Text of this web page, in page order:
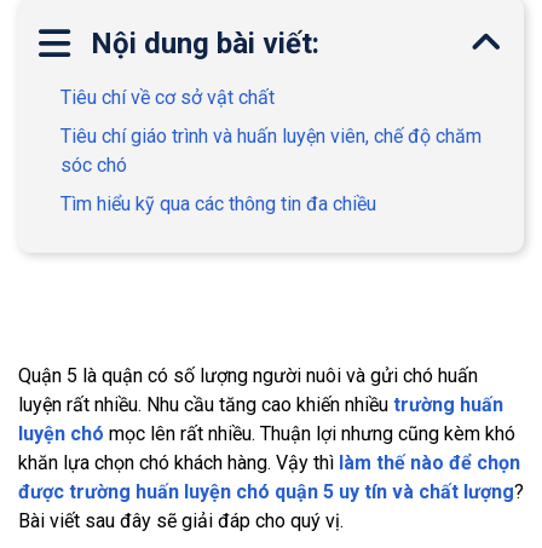
Nội dung bài viết:
Tiêu chí về cơ sở vật chất
Tiêu chí giáo trình và huấn luyện viên, chế độ chăm
sóc chó
Tìm hiểu kỹ qua các thông tin đa chiều
Quận 5 là quận có số lượng người nuôi và gửi chó huấn
luyện rất nhiều. Nhu cầu tăng cao khiến nhiều trường huấn
luyện chó mọc lên rất nhiều. Thuận lợi nhưng cũng kèm khó
khăn lựa chọn chó khách hàng. Vậy thì làm thế nào để chọn
được trường huấn luyện chó quận 5 uy tín và chất lượng?
Bài viết sau đây sẽ giải đáp cho quý vị.